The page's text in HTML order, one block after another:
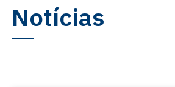
Notícias